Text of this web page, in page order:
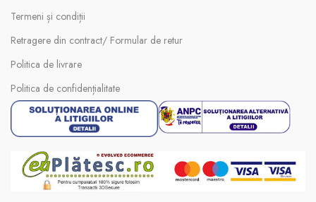
Termeni și condiții
Retragere din contract/ Formular de retur
Politica de livrare
Politica de confidențialitate